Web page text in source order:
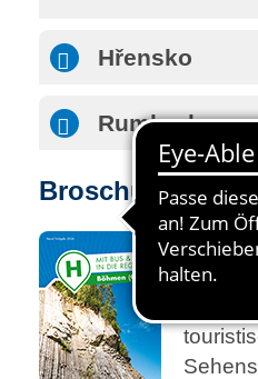
Hřensko
Rumburk
Broschüre zur
In